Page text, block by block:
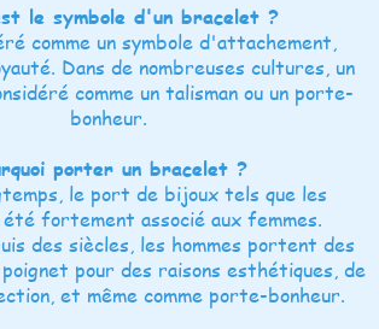
le symbole d'un bracelet ?
comme un symbole d'attachement,
Dans de nombreuses cultures, un
comme un talisman ou un porte-
bonheur.
porter un bracelet ?
le port de bijoux tels que les
fortement associé aux femmes.
des siècles, les hommes portent des
pour des raisons esthétiques, de
et même comme porte-bonheur.